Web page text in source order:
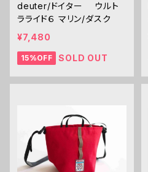
deuter/ドイター ウルト
ラライド６ マリン/ダスク
¥7,480
15%OFF SOLD OUT